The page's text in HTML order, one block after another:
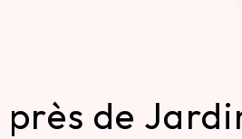
de